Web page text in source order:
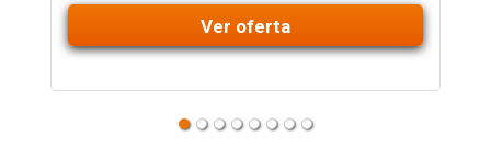
Ver oferta